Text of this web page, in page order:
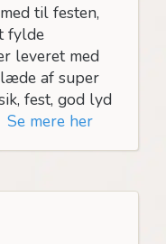
til festen,
fylde
leveret med
af super
fest, god lyd
Se mere her